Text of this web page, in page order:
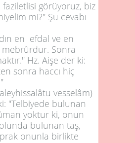
görüyoruz, biz
mi?" Şu cevabı
en efdal ve en
mebrûrdur. Sonra
Hz. Aişe der ki:
sonra haccı hiç
vesselâm)
"Telbiyede bulunan
yoktur ki, onun
bulunan taş,
onunla birlikte